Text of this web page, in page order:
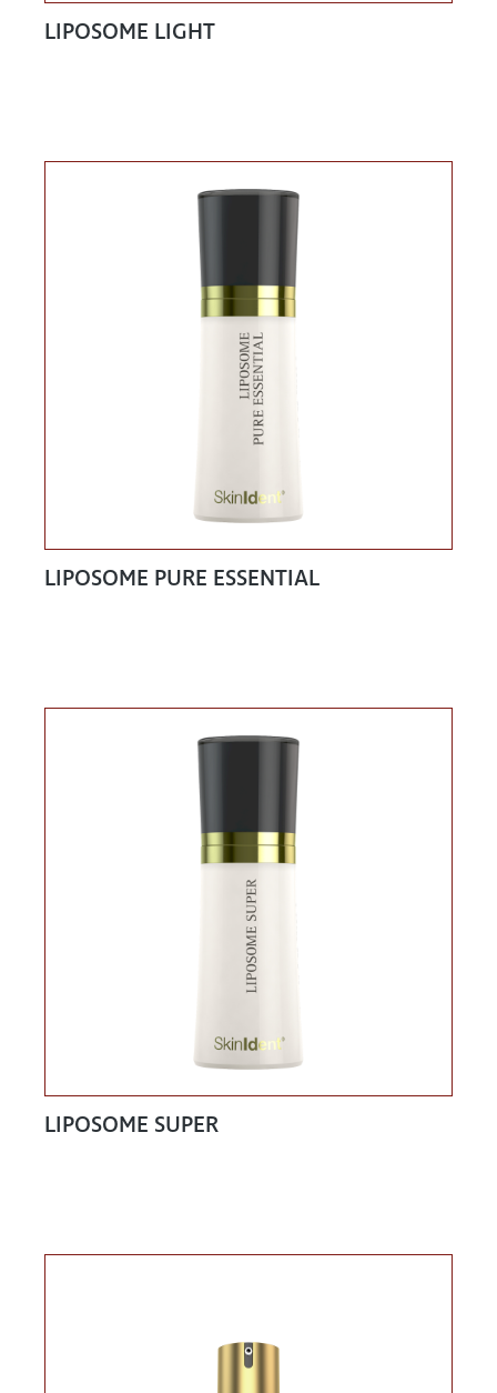
LIPOSOME LIGHT
LIPOSOME PURE ESSENTIAL
LIPOSOME SUPER